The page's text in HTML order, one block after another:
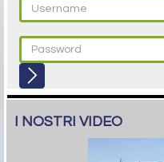
I NOSTRI VIDEO